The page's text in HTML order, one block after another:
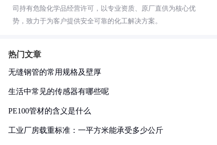
司持有危险化学品经营许可，以专业资质、原厂直供为核心优
势，致力于为客户提供安全可靠的化工解决方案。
热门文章
无缝钢管的常用规格及壁厚
生活中常见的传感器有哪些呢
PE100管材的含义是什么
工业厂房载重标准：一平方米能承受多少公斤